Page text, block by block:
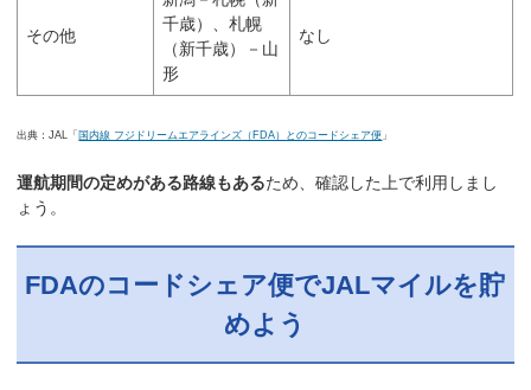
その他
千歳）、札幌
（新千歳）－山
形
なし
出典：JAL「 国内線 フジドリームエアラインズ（FDA）とのコードシェア便 」
運航期間の定めがある路線もあるため、確認した上で利用しまし
ょう。
FDAのコードシェア便でJALマイルを貯
めよう